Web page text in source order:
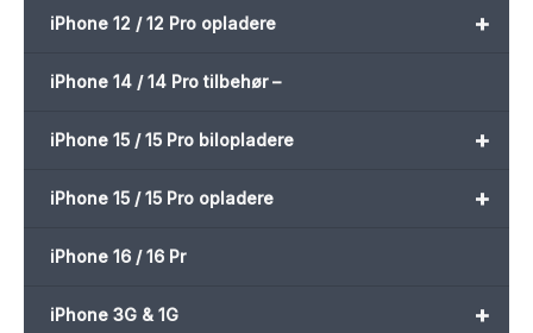
+
iPhone 12 / 12 Pro opladere
iPhone 14 / 14 Pro tilbehør –
+
iPhone 15 / 15 Pro bilopladere
+
iPhone 15 / 15 Pro opladere
iPhone 16 / 16 Pr
+
iPhone 3G & 1G